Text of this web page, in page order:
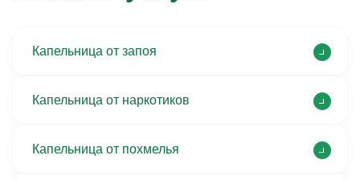
Капельница от запоя
Капельница от наркотиков
Капельница от похмелья